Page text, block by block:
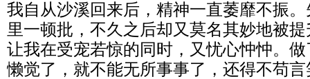
我自从沙溪回来后，精神一直萎靡不振
里一顿批，不久之后却又莫名其妙地被
让我在受宠若惊的同时，又忧心忡忡。
懒觉了，就不能无所事事了，还得不苟